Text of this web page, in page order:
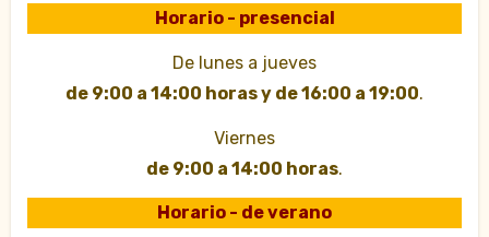
Horario - presencial
De lunes a jueves
de 9:00 a 14:00 horas y de 16:00 a 19:00.
Viernes
de 9:00 a 14:00 horas.
Horario - de verano